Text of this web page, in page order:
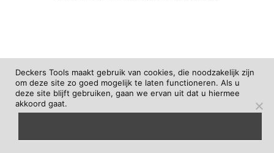
Deckers Tools maakt gebruik van cookies, die noodzakelijk zijn
om deze site zo goed mogelijk te laten functioneren. Als u
deze site blijft gebruiken, gaan we ervan uit dat u hiermee
akkoord gaat.